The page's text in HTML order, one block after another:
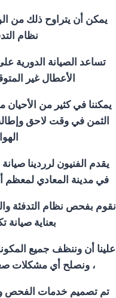
يمكن أن يتراوح ذلك من
نظام
تساعد الصيانة الدورية
الأعطال غير
يمكننا في كثير من
الثمن في وقت لاحق
يقدم الفنيون لرردينا
في مدينة المعادي لمعظم
نقوم بفحص نظام التدفئة
بعناية صيانة
علينا أن وننظف جميع
، ونصلح أي مشكلات
تم تصميم خدمات الفحص